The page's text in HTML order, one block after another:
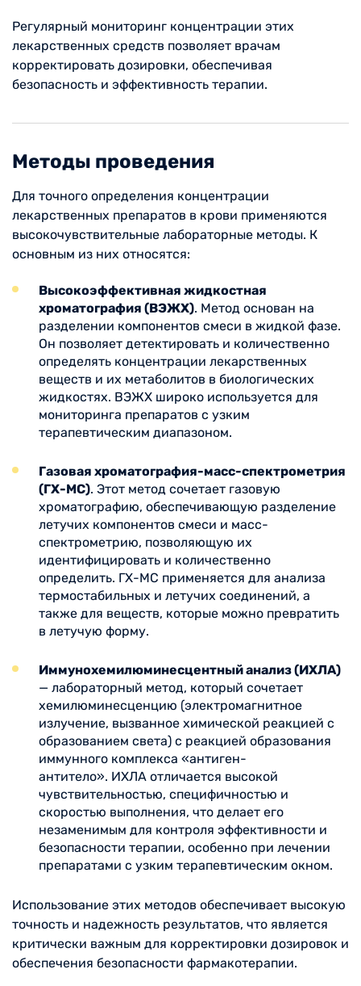
Регулярный мониторинг концентрации этих
лекарственных средств позволяет врачам
корректировать дозировки, обеспечивая
безопасность и эффективность терапии.
Методы проведения
Для точного определения концентрации
лекарственных препаратов в крови применяются
высокочувствительные лабораторные методы. К
основным из них относятся:
Высокоэффективная жидкостная
хроматография (ВЭЖХ). Метод основан на
разделении компонентов смеси в жидкой фазе.
Он позволяет детектировать и количественно
определять концентрации лекарственных
веществ и их метаболитов в биологических
жидкостях. ВЭЖХ широко используется для
мониторинга препаратов с узким
терапевтическим диапазоном.
Газовая хроматография-масс-спектрометрия
(ГХ-МС). Этот метод сочетает газовую
хроматографию, обеспечивающую разделение
летучих компонентов смеси и масс-
спектрометрию, позволяющую их
идентифицировать и количественно
определить. ГХ-МС применяется для анализа
термостабильных и летучих соединений, а
также для веществ, которые можно превратить
в летучую форму.
Иммунохемилюминесцентный анализ (ИХЛА)
— лабораторный метод, который сочетает
хемилюминесценцию (электромагнитное
излучение, вызванное химической реакцией с
образованием света) с реакцией образования
иммунного комплекса «антиген-
антитело». ИХЛА отличается высокой
чувствительностью, специфичностью и
скоростью выполнения, что делает его
незаменимым для контроля эффективности и
безопасности терапии, особенно при лечении
препаратами с узким терапевтическим окном.
Использование этих методов обеспечивает высокую
точность и надежность результатов, что является
критически важным для корректировки дозировок и
обеспечения безопасности фармакотерапии.